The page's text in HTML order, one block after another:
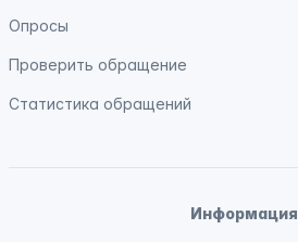
Опросы
Проверить обращение
Статистика обращений
Информация